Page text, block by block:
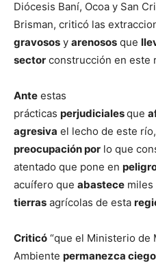
Diócesis Baní, Ocoa y San
Brisman, criticó las
gravosos y arenosos que
sector construcción en este
Ante estas
prácticas perjudicialesque
agresiva el lecho de este
preocupación por lo que
atentado que pone en
acuífero que abastece miles
tierras agrícolas de esta
Criticó “que el Ministerio de
Ambiente permanezca